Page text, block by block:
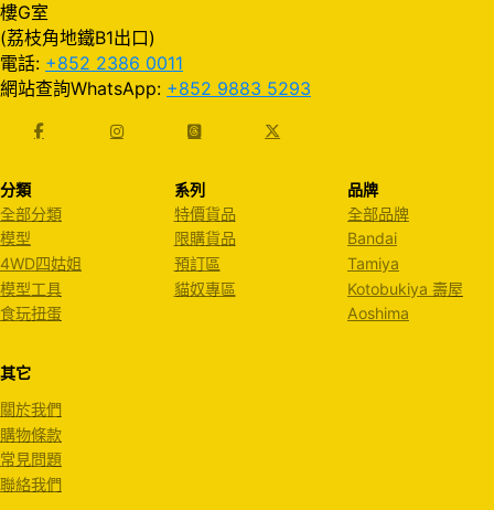
樓G室
(荔枝角地鐵B1出口)
電話: +852 2386 0011
網站查詢WhatsApp: +852 9883 5293
分類
全部分類
模型
4WD四姑姐
模型工具
食玩扭蛋
系列
特價貨品
限購貨品
預訂區
貓奴專區
品牌
全部品牌
Bandai
Tamiya
Kotobukiya 壽屋
Aoshima
其它
關於我們
購物條款
常見問題
聯絡我們